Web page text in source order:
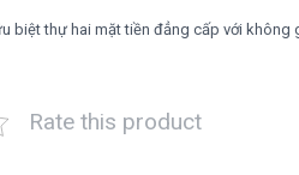
biệt thự hai mặt tiền đẳng cấp với không
Rate this product